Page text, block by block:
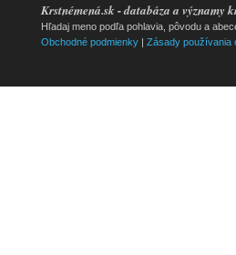
Krstnémená.sk - databáza a významy
Hľadaj meno podľa pohlavia, pôvodu a
Obchodné podmienky
Zásady používania